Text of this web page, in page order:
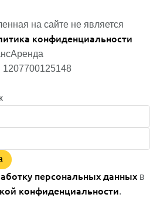
на сайте не является
конфиденциальности
персональных данных в
конфиденциальности.